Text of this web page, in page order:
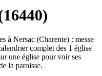
16440)
à Nersac (Charente) : messe
complet des 1 église
une église pour voir ses
la paroisse.